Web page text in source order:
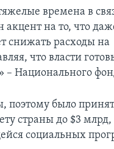
времена в
на то, что
снижать расходы на
что власти
– Национального
поэтому было
страны до $3 млрд,
социальных